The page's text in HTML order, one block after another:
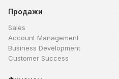
Продажи
Sales
Account Management
Business Development
Customer Success